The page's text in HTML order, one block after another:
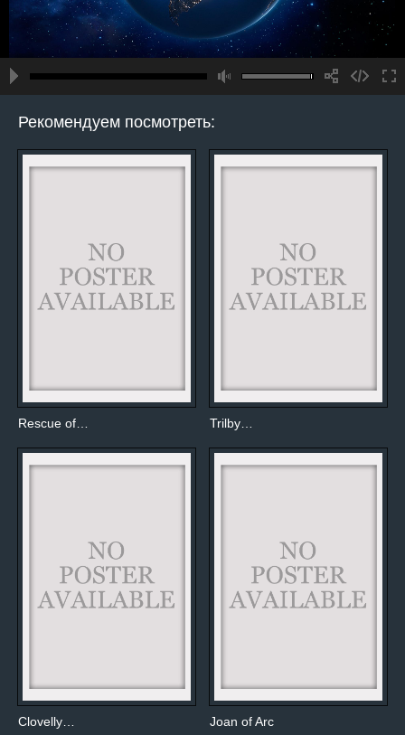
Рекомендуем посмотреть:
Rescue of… Trilby…
Clovelly… Joan of Arc